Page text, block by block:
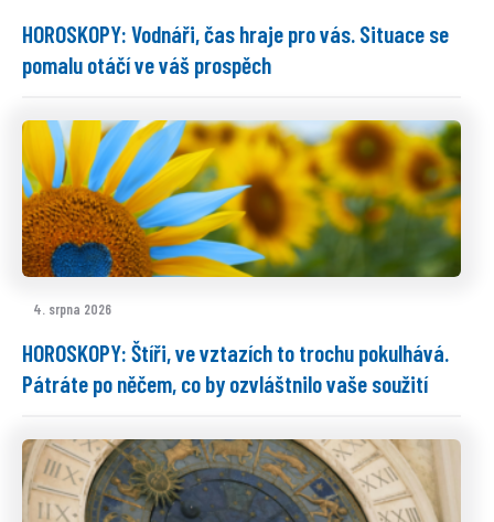
HOROSKOPY: Vodnáři, čas hraje pro vás. Situace se
pomalu otáčí ve váš prospěch
4. srpna 2026
HOROSKOPY: Štíři, ve vztazích to trochu pokulhává.
Pátráte po něčem, co by ozvláštnilo vaše soužití